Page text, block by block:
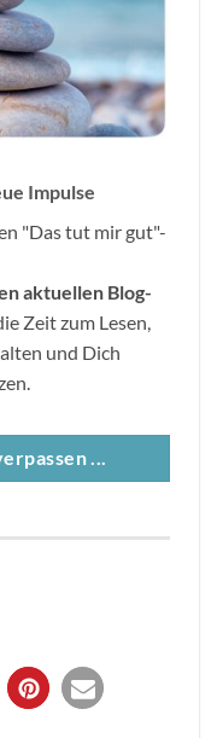
Impulse
"Das tut mir gut"-
aktuellen Blog-
Zeit zum Lesen,
und Dich
...